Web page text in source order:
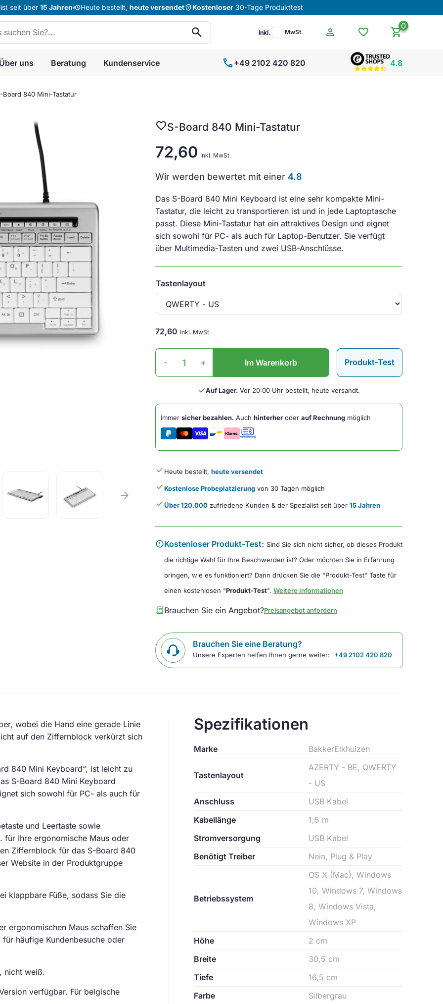
seit über 15 JahrenacuteHeute bestellt, heute versendetshield_questionKostenloser 30-Tage Produkttest
search Inkl. MwSt. person favorite 0
shopping_cart
Über uns Beratung Kundenservice call +49 2102 420 820 4.8
Board 840 Mini-Tastatur
arrow_forward
favoriteS-Board 840 Mini-Tastatur
72,60 Inkl. MwSt.
Wir werden bewertet mit einer 4.8
Das S-Board 840 Mini Keyboard ist eine sehr kompakte Mini-
Tastatur, die leicht zu transportieren ist und in jede Laptoptasche
passt. Diese Mini-Tastatur hat ein attraktives Design und eignet
sich sowohl für PC- als auch für Laptop-Benutzer. Sie verfügt
über Multimedia-Tasten und zwei USB-Anschlüsse.
Tastenlayout
72,60 Inkl. MwSt.
S-
Board
840
Tastatur
Menge
- + Im Warenkorb Produkt-Test
doneAuf Lager. Vor 20:00 Uhr bestellt, heute versandt.
Immer sicher bezahlen. Auch hinterher oder auf Rechnung möglich
done Heute bestellt, heute versendet
doneKostenlose Probeplatzierung von 30 Tagen möglich
doneÜber 120.000 zufriedene Kunden & der Spezialist seit über 15 Jahren
errorKostenloser Produkt-Test: Sind Sie sich nicht sicher, ob dieses Produkt
die richtige Wahl für Ihre Beschwerden ist? Oder möchten Sie in Erfahrung
bringen, wie es funktioniert? Dann drücken Sie die "Produkt-Test" Taste für
einen kostenlosen "Produkt-Test". Weitere Informationen
contractBrauchen Sie ein Angebot?Preisangebot anfordern
Brauchen Sie eine Beratung?
Unsere Experten helfen Ihnen gerne weiter: +49 2102 420 820
wobei die Hand eine gerade Linie
auf den Ziffernblock verkürzt sich
840 Mini Keyboard“, ist leicht zu
S-Board 840 Mini Keyboard
sich sowohl für PC- als auch für
und Leertaste sowie
für Ihre ergonomische Maus oder
Ziffernblock für das S-Board 840
Website in der Produktgruppe
klappbare Füße, sodass Sie die
ergonomischen Maus schaffen Sie
häufige Kundenbesuche oder
nicht weiß.
verfügbar. Für belgische
Spezifikationen
Marke BakkerElkhuizen
Tastenlayout
AZERTY - BE, QWERTY
- US
Anschluss
USB Kabel
Kabellänge
1,5 m
Stromversorgung
USB Kabel
Benötigt Treiber
Nein, Plug & Play
Betriebssystem
OS X (Mac), Windows
10, Windows 7, Windows
8, Windows Vista,
Windows XP
Höhe
2 cm
Breite
30,5 cm
Tiefe
16,5 cm
Farbe
Silbergrau